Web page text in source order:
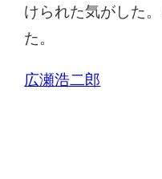
けられた気がした
た。
広瀬浩二郎